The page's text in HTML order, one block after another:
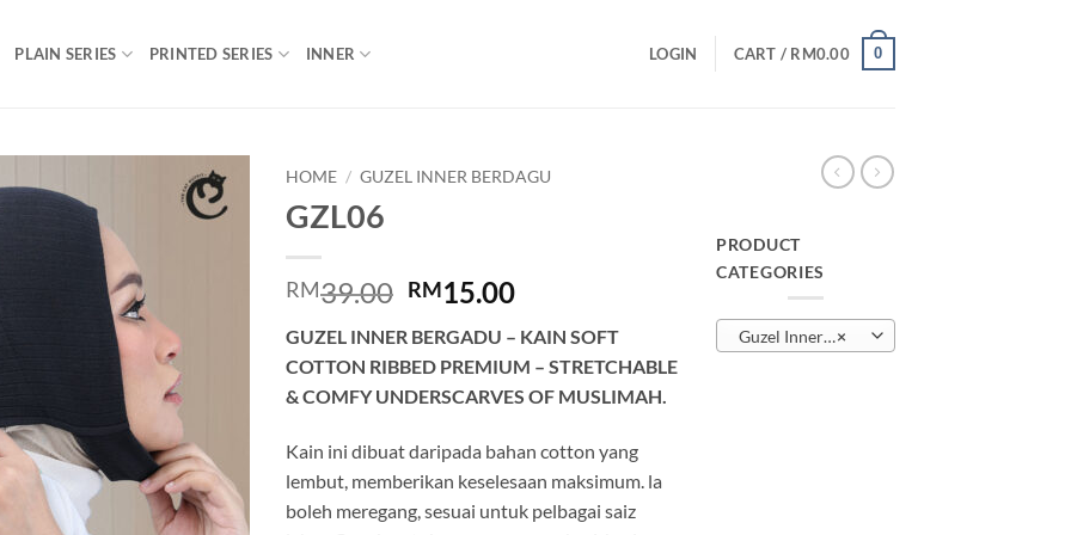
PLAIN SERIES PRINTED SERIES INNER LOGIN CART / RM0.00 0
HOME / GUZEL INNER BERDAGU
GZL06
RM39.00 Original
was:
RM39.00.
RM15.00Current
is:
RM15.00.
GUZEL INNER BERGADU – KAIN SOFT
COTTON RIBBED PREMIUM – STRETCHABLE
& COMFY UNDERSCARVES OF MUSLIMAH.
Kain ini dibuat daripada bahan cotton yang
lembut, memberikan keselesaan maksimum. la
boleh meregang, sesuai untuk pelbagai saiz
PRODUCT
CATEGORIES
×
Guzel Inner Berdagu